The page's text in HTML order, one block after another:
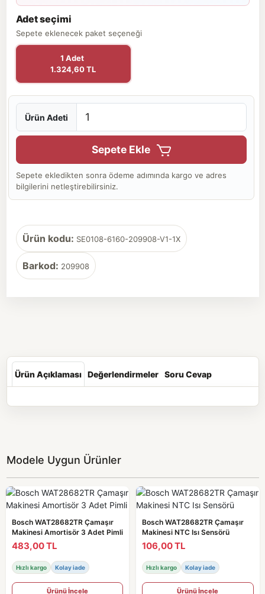
Adet seçimi
Sepete eklenecek paket seçeneği
1 Adet
1.324,60 TL
Ürün Adeti
Sepete Ekle
Sepete ekledikten sonra ödeme adımında kargo ve adres
bilgilerini netleştirebilirsiniz.
Ürün kodu: SE0108-6160-209908-V1-1X
Barkod: 209908
Ürün Açıklaması Değerlendirmeler Soru Cevap
Modele Uygun Ürünler
Bosch WAT28682TR Çamaşır
Makinesi Amortisör 3 Adet Pimli
483,00 TL
Hızlı kargo Kolay iade
Ürünü İncele
Bosch WAT28682TR Çamaşır
Makinesi NTC Isı Sensörü
106,00 TL
Hızlı kargo Kolay iade
Ürünü İncele